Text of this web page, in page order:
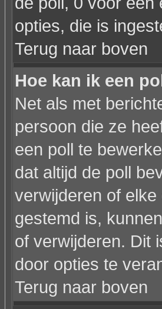
opties, die is
Terug naar boven
Hoe kan ik een
Net als met
persoon die ze
een poll te
dat altijd de poll
verwijderen of
gestemd is,
of verwijderen. Dit
door opties te
Terug naar boven